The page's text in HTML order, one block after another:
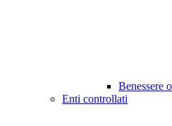
Benessere
Enti controllati